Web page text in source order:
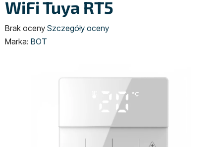
WiFi Tuya RT5
Średnia
ocena
Brak oceny Szczegóły oceny
Marka: BOT